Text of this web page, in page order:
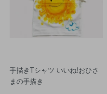
手描きTシャツ いいね!おひさ
まの手描き